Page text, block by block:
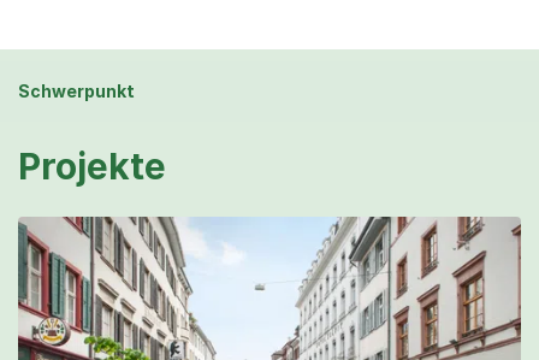
Schwerpunkt
Projekte